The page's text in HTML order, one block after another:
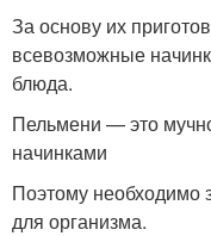
За основу их
всевозможные
блюда.
Пельмени — это
начинками
Поэтому необходимо
для организма.